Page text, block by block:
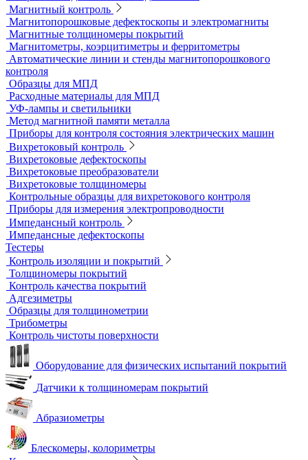
Контроль проникающими веществами
Образцы для ЦД
Пенетрант, проявитель, очиститель
Ультрафиолетовые лампы
Принадлежности для контроля проникающими веществами
Индукционные нагреватели
Нагреватели для монтажа подшипников
Магнитный контроль
Магнитопорошковые дефектоскопы и электромагниты
Магнитные толщиномеры покрытий
Магнитометры, коэрцитиметры и ферритометры
Автоматические линии и стенды магнитопорошкового
контроля
Образцы для МПД
Расходные материалы для МПД
УФ-лампы и светильники
Метод магнитной памяти металла
Приборы для контроля состояния электрических машин
Вихретоковый контроль
Вихретоковые дефектоскопы
Вихретоковые преобразователи
Вихретоковые толщиномеры
Контрольные образцы для вихретокового контроля
Приборы для измерения электропроводности
Импедансный контроль
Импедансные дефектоскопы
Тестеры
Контроль изоляции и покрытий
Толщиномеры покрытий
Контроль качества покрытий
Адгезиметры
Образцы для толщинометрии
Трибометры
Контроль чистоты поверхности
Оборудование для физических испытаний покрытий